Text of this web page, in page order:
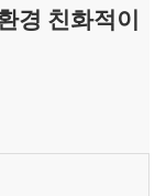
경 친화적이